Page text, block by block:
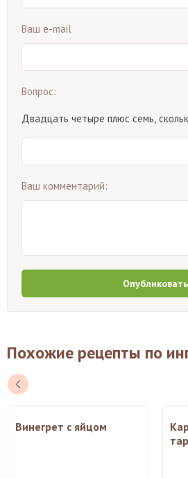
Ваш e-mail
Вопрос:
Двадцать четыре плюс семь,
Ваш комментарий:
Опубликовать
Похожие рецепты по
Винегрет с яйцом